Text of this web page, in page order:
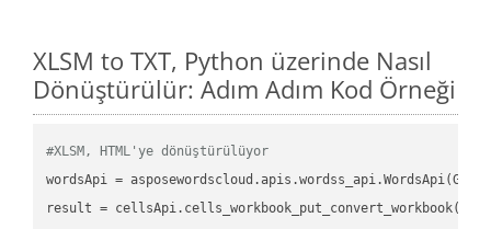
XLSM to TXT, Python üzerinde Nasıl
Dönüştürülür: Adım Adım Kod Örneği
#XLSM, HTML'ye dönüştürülüyor
wordsApi =
result =